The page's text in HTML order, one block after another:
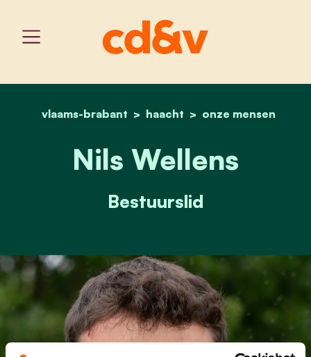
home
vlaams-brabant haacht onze mensen
nils wellens
Nils Wellens
Bestuurslid